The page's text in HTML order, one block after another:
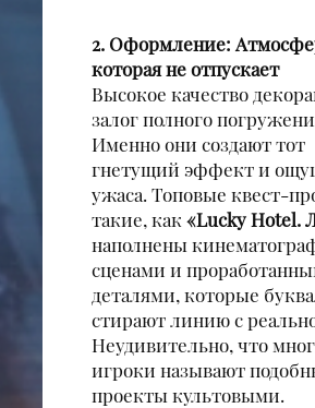
2. Оформление:
которая не отпускает
Высокое качество
залог полного
Именно они создают тот
гнетущий эффект и
ужаса. Топовые квест-
такие, как «Lucky Hotel.
наполнены
сценами и
деталями, которые
стирают линию с
Неудивительно, что
игроки называют
проекты культовыми.